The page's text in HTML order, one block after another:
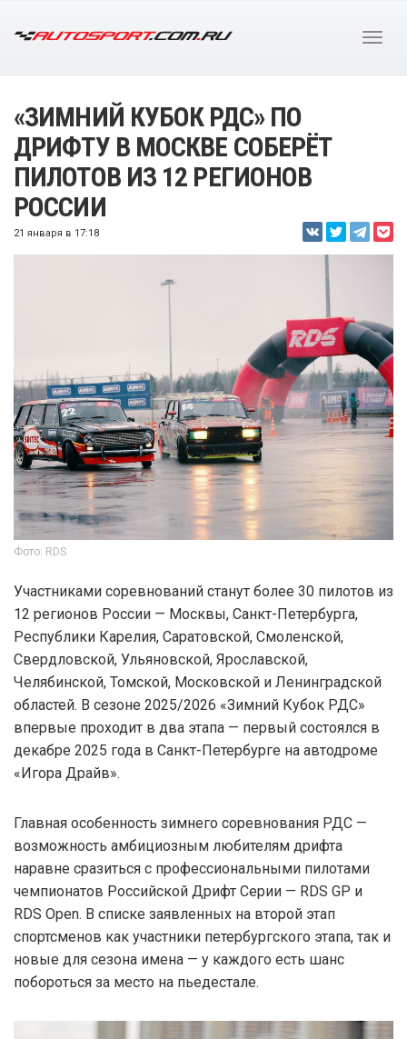
«ЗИМНИЙ КУБОК РДС» ПО
ДРИФТУ В МОСКВЕ СОБЕРЁТ
ПИЛОТОВ ИЗ 12 РЕГИОНОВ
РОССИИ
21 января в 17:18
Фото: RDS
Участниками соревнований станут более 30 пилотов из
12 регионов России — Москвы, Санкт-Петербурга,
Республики Карелия, Саратовской, Смоленской,
Свердловской, Ульяновской, Ярославской,
Челябинской, Томской, Московской и Ленинградской
областей. В сезоне 2025/2026 «Зимний Кубок РДС»
впервые проходит в два этапа — первый состоялся в
декабре 2025 года в Санкт-Петербурге на автодроме
«Игора Драйв».
Главная особенность зимнего соревнования РДС —
возможность амбициозным любителям дрифта
наравне сразиться с профессиональными пилотами
чемпионатов Российской Дрифт Серии — RDS GP и
RDS Open. В списке заявленных на второй этап
спортсменов как участники петербургского этапа, так и
новые для сезона имена — у каждого есть шанс
побороться за место на пьедестале.